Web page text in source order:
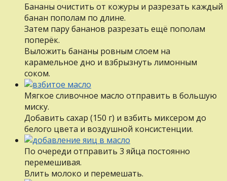
Бананы очистить от кожуры и разрезать каждый
банан пополам по длине.
Затем пару бананов разрезать ещё пополам
поперёк.
Выложить бананы ровным слоем на
карамельное дно и взбрызнуть лимонным
соком.
Мягкое сливочное масло отправить в большую
миску.
Добавить сахар (150 г) и взбить миксером до
белого цвета и воздушной консистенции.
По очереди отправить 3 яйца постоянно
перемешивая.
Влить молоко и перемешать.